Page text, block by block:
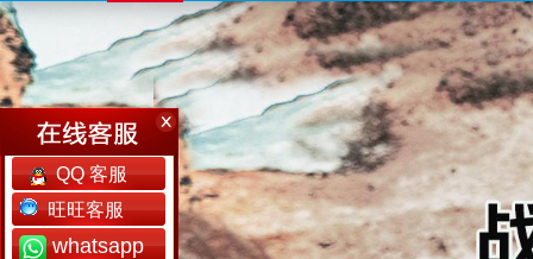
QQ 客服
旺旺客服
whatsapp